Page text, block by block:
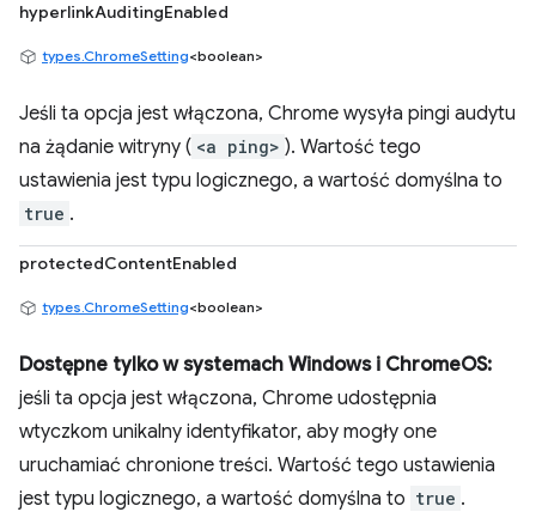
hyperlinkAuditingEnabled
types.ChromeSetting<boolean>
Jeśli ta opcja jest włączona, Chrome wysyła pingi audytu
na żądanie witryny ( <a ping> ). Wartość tego
ustawienia jest typu logicznego, a wartość domyślna to
true .
protectedContentEnabled
types.ChromeSetting<boolean>
Dostępne tylko w systemach Windows i ChromeOS:
jeśli ta opcja jest włączona, Chrome udostępnia
wtyczkom unikalny identyfikator, aby mogły one
uruchamiać chronione treści. Wartość tego ustawienia
jest typu logicznego, a wartość domyślna to true .